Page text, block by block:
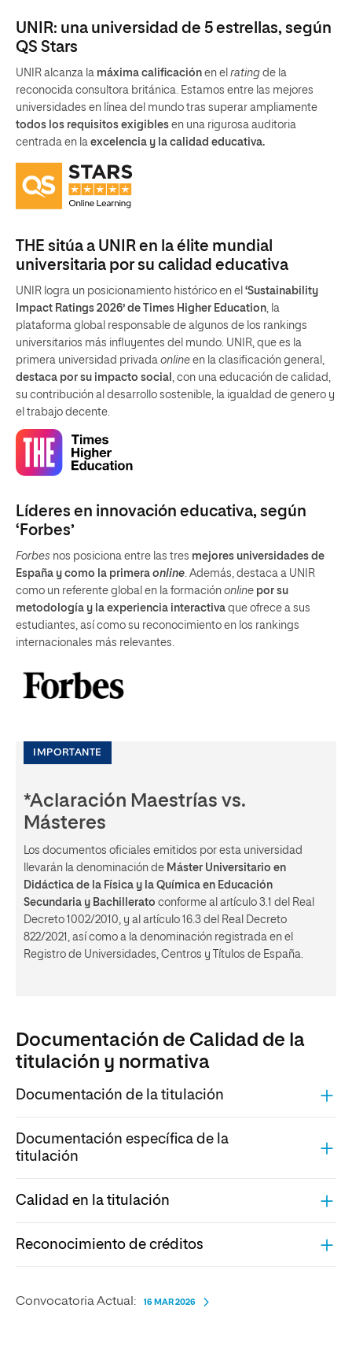
UNIR: una universidad de 5 estrellas, según
QS Stars
UNIR alcanza la máxima calificación en el rating de la
reconocida consultora británica. Estamos entre las mejores
universidades en línea del mundo tras superar ampliamente
todos los requisitos exigibles en una rigurosa auditoria
centrada en la excelencia y la calidad educativa.
THE sitúa a UNIR en la élite mundial
universitaria por su calidad educativa
UNIR logra un posicionamiento histórico en el ‘Sustainability
Impact Ratings 2026’ de Times Higher Education, la
plataforma global responsable de algunos de los rankings
universitarios más influyentes del mundo. UNIR, que es la
primera universidad privada online en la clasificación general,
destaca por su impacto social , con una educación de calidad,
su contribución al desarrollo sostenible, la igualdad de genero y
el trabajo decente.
Líderes en innovación educativa, según
‘Forbes’
Forbes nos posiciona entre las tres mejores universidades de
España y como la primera online. Además, destaca a UNIR
como un referente global en la formación online por su
metodología y la experiencia interactiva que ofrece a sus
estudiantes, así como su reconocimiento en los rankings
internacionales más relevantes.
IMPORTANTE
*Aclaración Maestrías vs.
Másteres
Los documentos oficiales emitidos por esta universidad
llevarán la denominación de Máster Universitario en
Didáctica de la Física y la Química en Educación
Secundaria y Bachillerato conforme al artículo 3.1 del Real
Decreto 1002/2010, y al artículo 16.3 del Real Decreto
822/2021, así como a la denominación registrada en el
Registro de Universidades, Centros y Títulos de España.
Documentación de Calidad de la
titulación y normativa
Documentación de la titulación
Documentación específica de la
titulación
Calidad en la titulación
Reconocimiento de créditos
Convocatoria Actual: 16 MAR 2026